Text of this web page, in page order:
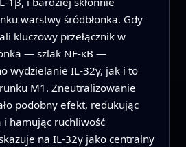
warstwy śródbłonka. Gdy
kluczowy przełącznik w
— szlak NF‑κB —
wydzielanie IL‑32γ, jak i to
M1. Zneutralizowanie
podobny efekt, redukując
hamując ruchliwość
na IL‑32γ jako centralny